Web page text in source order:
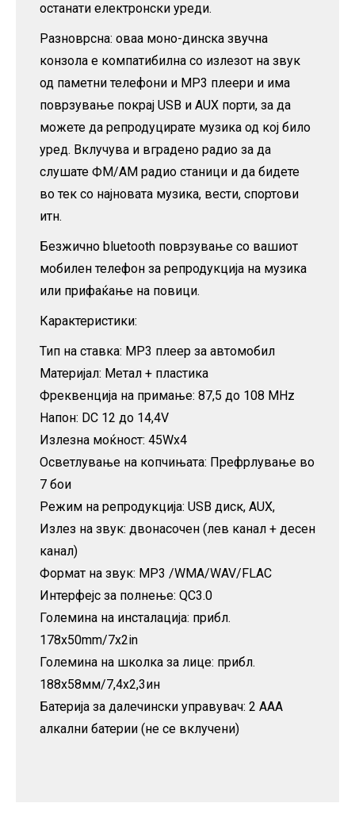
останати електронски уреди.
Разноврсна: оваа моно-динска звучна
конзола е компатибилна со излезот на звук
од паметни телефони и MP3 плеери и има
поврзување покрај USB и AUX порти, за да
можете да репродуцирате музика од кој било
уред. Вклучува и вградено радио за да
слушате ФМ/AM радио станици и да бидете
во тек со најновата музика, вести, спортови
итн.
Безжично bluetooth поврзување со вашиот
мобилен телефон за репродукција на музика
или прифаќање на повици.
Карактеристики:
Тип на ставка: MP3 плеер за автомобил
Материјал: Метал + пластика
Фреквенција на примање: 87,5 до 108 MHz
Напон: DC 12 до 14,4V
Излезна моќност: 45Wx4
Осветлување на копчињата: Префрлување во
7 бои
Режим на репродукција: USB диск, AUX,
Излез на звук: двонасочен (лев канал + десен
канал)
Формат на звук: MP3 /WMA/WAV/FLAC
Интерфејс за полнење: QC3.0
Големина на инсталација: прибл.
178x50mm/7x2in
Големина на школка за лице: прибл.
188х58мм/7,4х2,3ин
Батерија за далечински управувач: 2 AAA
алкални батерии (не се вклучени)